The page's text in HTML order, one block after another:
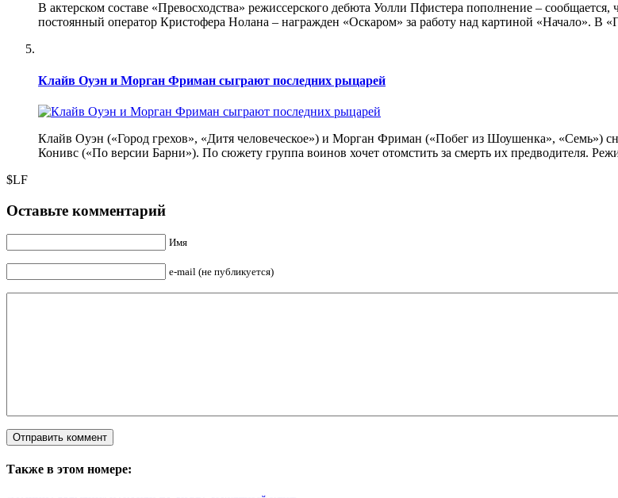
В актерском составе «Превосходства» режиссерского дебюта Уолли Пфистера пополнение –
постоянный оператор Кристофера Нолана – награжден «Оскаром» за работу над картиной «Начало». В
Клайв Оуэн и Морган Фриман сыграют последних рыцарей
Клайв Оуэн («Город грехов», «Дитя человеческое») и Морган Фриман («Побег из Шоушенка», «Семь»)
Конивс («По версии Барни»). По сюжету группа воинов хочет отомстить за смерть их предводителя.
$LF
Оставьте комментарий
Имя
e-mail (не публикуется)
Также в этом номере: